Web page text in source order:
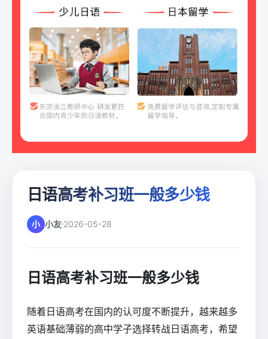
日语高考补习班一般多少钱
小 小友 2026-05-28
日语高考补习班一般多少钱
随着日语高考在国内的认可度不断提升，越来越多
英语基础薄弱的高中学子选择转战日语高考，希望